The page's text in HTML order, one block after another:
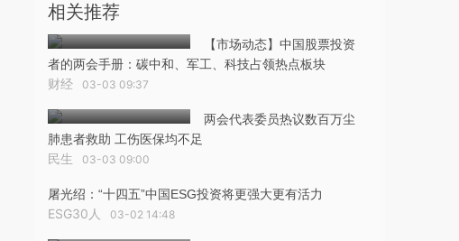
相关推荐
【市场动态】中国股票投资
者的两会手册：碳中和、军工、科技占领热点板块
财经 03-03 09:37
两会代表委员热议数百万尘
肺患者救助 工伤医保均不足
民生 03-03 09:00
屠光绍：“十四五”中国ESG投资将更强大更有活力
ESG30人 03-02 14:48